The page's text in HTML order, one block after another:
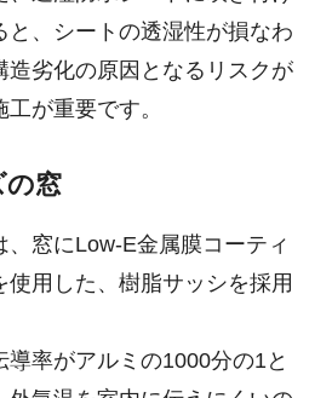
と、シートの透湿性が損なわ
造劣化の原因となるリスクが
が重要です。
の窓
、窓にLow-E金属膜コーティ
使用した、樹脂サッシを採用
率がアルミの1000分の1と